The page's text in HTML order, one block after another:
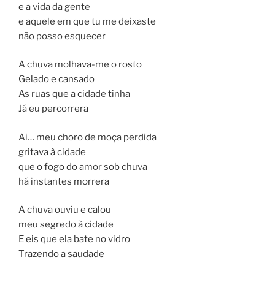
e a vida da gente
e aquele em que tu me deixaste
não posso esquecer
A chuva molhava-me o rosto
Gelado e cansado
As ruas que a cidade tinha
Já eu percorrera
Ai… meu choro de moça perdida
gritava à cidade
que o fogo do amor sob chuva
há instantes morrera
A chuva ouviu e calou
meu segredo à cidade
E eis que ela bate no vidro
Trazendo a saudade